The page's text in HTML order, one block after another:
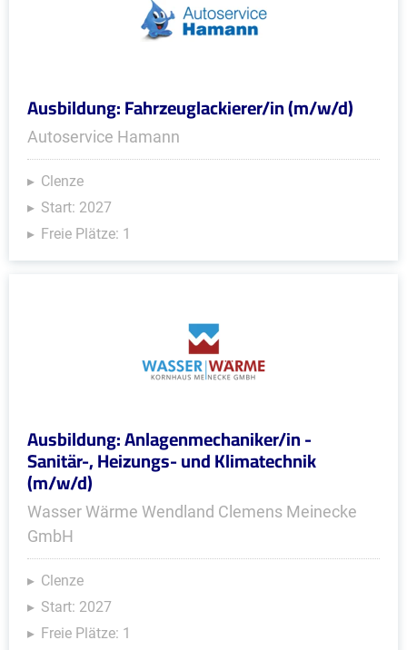
Ausbildung: Fahrzeuglackierer/in (m/w/d)
Autoservice Hamann
Clenze
Start: 2027
Freie Plätze: 1
Ausbildung: Anlagenmechaniker/in -
Sanitär-, Heizungs- und Klimatechnik
(m/w/d)
Wasser Wärme Wendland Clemens Meinecke
GmbH
Clenze
Start: 2027
Freie Plätze: 1